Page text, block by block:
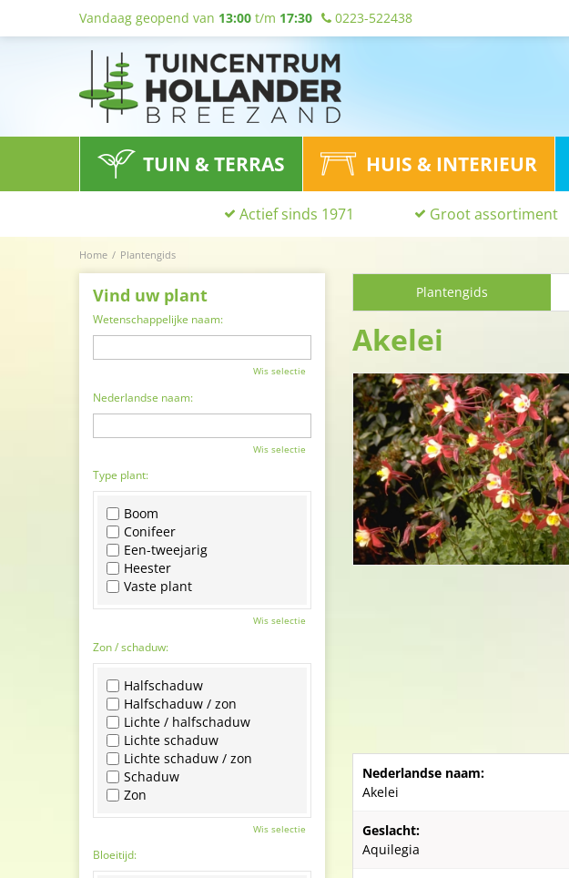
Home Plantengids
Vandaag geopend van 13:00 t/m 17:30 0223-522438
TUIN & TERRAS HUIS & INTERIEUR
Actief sinds 1971 Groot assortiment
Plantengids
Akelei
Nederlandse naam:
Akelei
Geslacht:
Aquilegia
Vind uw plant
Wetenschappelijke naam:
Wis selectie
Nederlandse naam:
Wis selectie
Type plant:
Boom
Conifeer
Een-tweejarig
Heester
Vaste plant
Wis selectie
Zon / schaduw:
Halfschaduw
Halfschaduw / zon
Lichte / halfschaduw
Lichte schaduw
Lichte schaduw / zon
Schaduw
Zon
Wis selectie
Bloeitijd: